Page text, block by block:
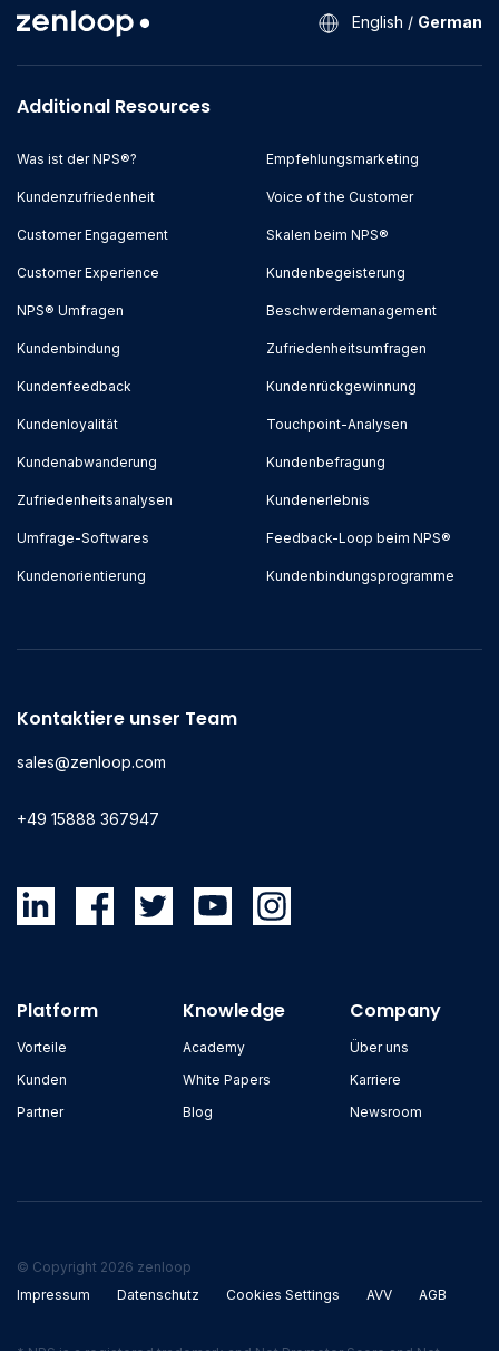
English / German
Additional Resources
Was ist der NPS®?
Kundenzufriedenheit
Customer Engagement
Customer Experience
NPS® Umfragen
Kundenbindung
Empfehlungsmarketing
Voice of the Customer
Skalen beim NPS®
Kundenbegeisterung
Beschwerdemanagement
Zufriedenheitsumfragen
Kundenfeedback
Kundenloyalität
Kundenabwanderung
Zufriedenheitsanalysen
Umfrage-Softwares
Kundenorientierung
Kundenrückgewinnung
Touchpoint-Analysen
Kundenbefragung
Kundenerlebnis
Feedback-Loop beim NPS®
Kundenbindungsprogramme
Kontaktiere unser Team
sales@zenloop.com
+49 15888 367947
Platform
Vorteile
Kunden
Partner
Knowledge
Academy
White Papers
Blog
Company
Über uns
Karriere
Newsroom
© Copyright 2026 zenloop
Impressum
Datenschutz Cookies Settings AVV AGB